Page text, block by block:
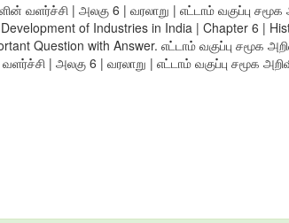
வளர்ச்சி | அலகு 6 | வரலாறு | எட்டாம் வகுப்பு சமூக
of Industries in India | Chapter 6 |
Question with Answer. எட்டாம் வகுப்பு சமூக
| அலகு 6 | வரலாறு | எட்டாம் வகுப்பு சமூக